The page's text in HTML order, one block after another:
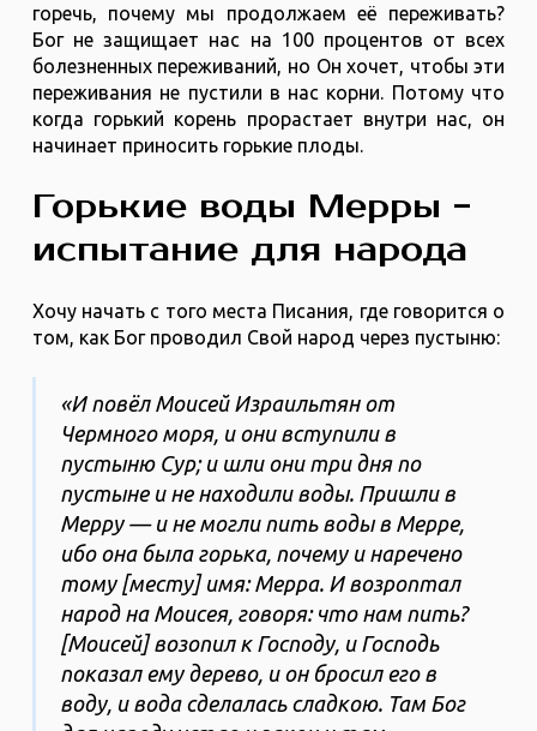
горечь, почему мы продолжаем её переживать?
Бог не защищает нас на 100 процентов от всех
болезненных переживаний, но Он хочет, чтобы эти
переживания не пустили в нас корни. Потому что
когда горький корень прорастает внутри нас, он
начинает приносить горькие плоды.
Горькие воды Мерры -
испытание для народа
Хочу начать с того места Писания, где говорится о
том, как Бог проводил Свой народ через пустыню:
«И повёл Моисей Израильтян от
Чермного моря, и они вступили в
пустыню Сур; и шли они три дня по
пустыне и не находили воды. Пришли в
Мерру — и не могли пить воды в Мерре,
ибо она была горька, почему и наречено
тому [месту] имя: Мерра. И возроптал
народ на Моисея, говоря: что нам пить?
[Моисей] возопил к Господу, и Господь
показал ему дерево, и он бросил его в
воду, и вода сделалась сладкою. Там Бог